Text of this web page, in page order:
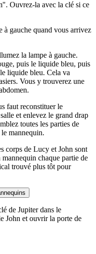
Ouvrez-la avec la clé si ce
à gauche quand vous arrivez
la lampe à gauche.
puis le liquide bleu, puis
liquide bleu. Cela va
Vous y trouverez une
faut reconstituer le
et enlevez le grand drap
toutes les parties de
mannequin.
corps de Lucy et John sont
chaque partie de
trouvé plus tôt pour
de Jupiter dans le
John et ouvrir la porte de